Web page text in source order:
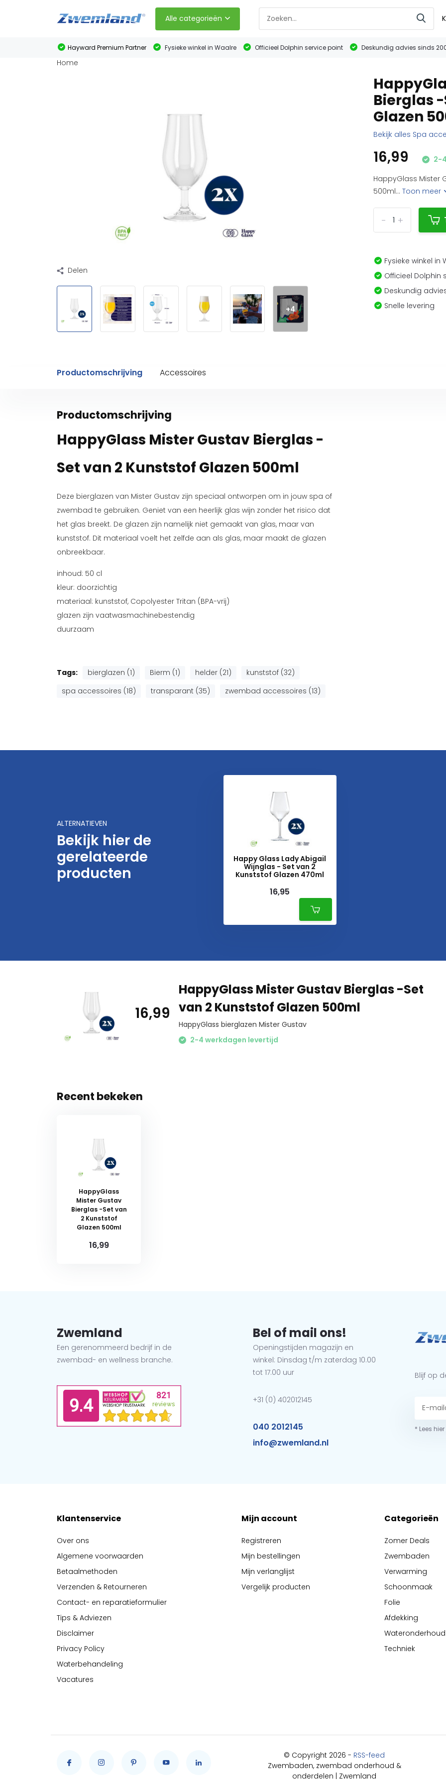
Alle categorieën
Hayward Premium Partner Fysieke winkel in Waalre Officieel Dolphin service point Deskundig advies sinds
Home
Delen
+4
Bierglas
Glazen
Bekijk alles Spa
16,99
2-
HappyGlass Mister
500ml...Toon meer
+
-
Fysieke winkel in
Officieel Dolphin
Deskundig
Snelle levering
Productomschrijving Accessoires
Productomschrijving
HappyGlass Mister Gustav Bierglas -
Set van 2 Kunststof Glazen 500ml
Deze bierglazen van Mister Gustav zijn speciaal ontworpen om in jouw spa of
zwembad te gebruiken. Geniet van een heerlijk glas wijn zonder het risico dat
het glas breekt. De glazen zijn namelijk niet gemaakt van glas, maar van
kunststof. Dit materiaal voelt het zelfde aan als glas, maar maakt de glazen
onbreekbaar.
inhoud: 50 cl
kleur: doorzichtig
materiaal: kunststof, Copolyester Tritan (BPA-vrij)
glazen zijn vaatwasmachinebestendig
duurzaam
Tags: bierglazen (1) Bierm (1) helder (21)
kunststof (32)
spa accessoires (18)
transparant (35) zwembad accessoires (13)
ALTERNATIEVEN
Bekijk hier de
gerelateerde
producten
Happy Glass Lady Abigail
Wijnglas - Set van 2
Kunststof Glazen 470ml
16,95
16,99
HappyGlass Mister Gustav Bierglas -Set
van 2 Kunststof Glazen 500ml
HappyGlass bierglazen Mister Gustav
2-4 werkdagen levertijd
Recent bekeken
HappyGlass
Mister Gustav
Bierglas -Set van
2 Kunststof
Glazen 500ml
16,99
Zwemland
Een gerenommeerd bedrijf in de
zwembad- en wellness branche.
Bel of mail ons!
Openingstijden magazijn en
winkel: Dinsdag t/m zaterdag 10.00
tot 17.00 uur
+31 (0) 402012145
040 2012145
info@zwemland.nl
Blijf op
* Lees
Klantenservice
Over ons
Algemene voorwaarden
Betaalmethoden
Verzenden & Retourneren
Contact- en reparatieformulier
Tips & Adviezen
Disclaimer
Privacy Policy
Waterbehandeling
Vacatures
Mijn account
Registreren
Mijn bestellingen
Mijn verlanglijst
Vergelijk producten
Categorieën
Zomer Deals
Zwembaden
Verwarming
Schoonmaak
Folie
Afdekking
Wateronderhoud
Techniek
© Copyright 2026 - RSS-feed
Zwembaden, zwembad onderhoud &
onderdelen | Zwemland